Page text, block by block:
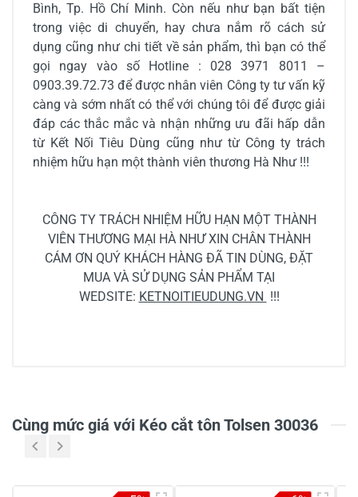
Bình, Tp. Hồ Chí Minh. Còn nếu như bạn bất tiện
trong việc di chuyển, hay chưa nắm rõ cách sử
dụng cũng như chi tiết về sản phẩm, thì bạn có thể
gọi ngay vào số Hotline : 028 3971 8011 –
0903.39.72.73 để được nhân viên Công ty tư vấn kỹ
càng và sớm nhất có thể với chúng tôi để được giải
đáp các thắc mắc và nhận những ưu đãi hấp dẫn
từ Kết Nối Tiêu Dùng cũng như từ Công ty trách
nhiệm hữu hạn một thành viên thương Hà Như !!!
CÔNG TY TRÁCH NHIỆM HỮU HẠN MỘT THÀNH
VIÊN THƯƠNG MẠI HÀ NHƯ XIN CHÂN THÀNH
CÁM ƠN QUÝ KHÁCH HÀNG ĐÃ TIN DÙNG, ĐẶT
MUA VÀ SỬ DỤNG SẢN PHẨM TẠI
WEDSITE: KETNOITIEUDUNG.VN !!!
Cùng mức giá với Kéo cắt tôn Tolsen 30036